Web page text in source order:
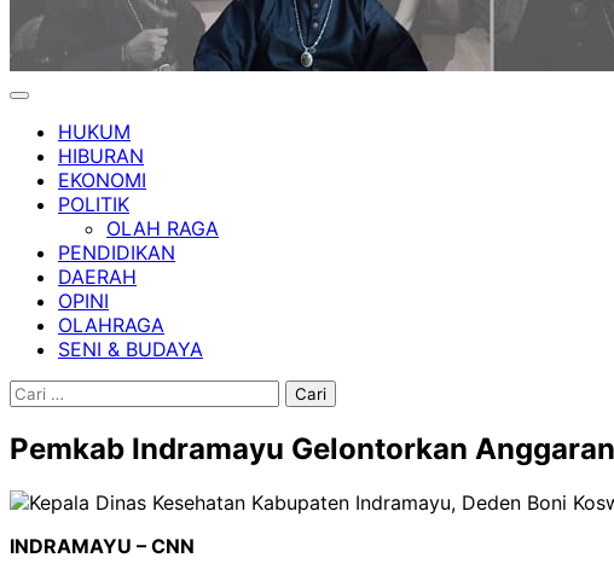
HUKUM
HIBURAN
EKONOMI
POLITIK
OLAH RAGA
PENDIDIKAN
DAERAH
OPINI
OLAHRAGA
SENI & BUDAYA
Cari
Pemkab Indramayu Gelontorkan
INDRAMAYU – CNN